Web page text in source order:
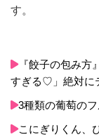
す。
『餃子の包み方
すぎる♡」絶対に
3種類の葡萄の
こにぎりくん、